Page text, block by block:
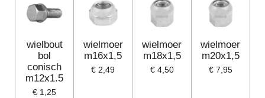
wielbout
bol
conisch
m12x1.5
€ 1,25
wielmoer
m16x1,5
€ 2,49
wielmoer
m18x1,5
€ 4,50
wielmoer
m20x1,5
€ 7,95